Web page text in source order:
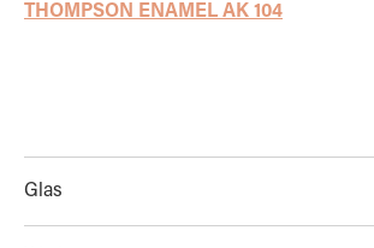
THOMPSON ENAMEL AK 104
Glas